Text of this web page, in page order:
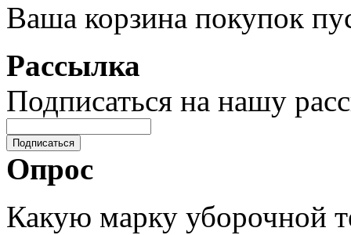
Ваша корзина покупок
Рассылка
Подписаться на нашу
Подписаться
Опрос
Какую марку уборочной